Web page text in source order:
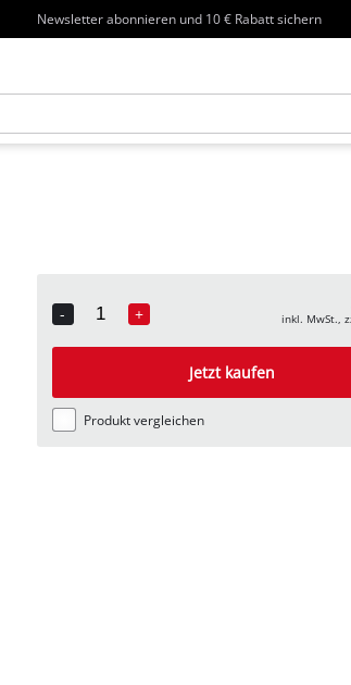
Newsletter abonnieren und 10 € Rabatt sichern
-
Quantity
+ inkl. MwSt.,
Jetzt kaufen
Produkt vergleichen